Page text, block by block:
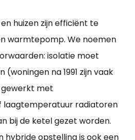
huizen zijn efficiënt te
warmtepomp. We noemen
isolatie moet
(woningen na 1991 zijn vaak
met
laagtemperatuur radiatoren
bij de ketel gezet worden.
hybride opstelling is ook een